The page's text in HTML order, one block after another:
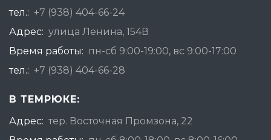
тел.: +7 (938) 404-66-24
Адрес: улица Ленина, 154В
Время работы: пн-сб 9:00-19:00, вс 9:00-17:00
тел.: +7 (938) 404-66-28
В ТЕМРЮКЕ:
Адрес: тер. Восточная Промзона, 22